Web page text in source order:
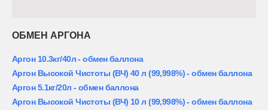
ОБМЕН АРГОНА
Аргон 10.3кг/40л - обмен баллона
Аргон Высокой Чистоты (ВЧ) 40 л (99,998%) - обмен баллона
Аргон 5.1кг/20л - обмен баллона
Аргон Высокой Чистоты (ВЧ) 10 л (99,998%) - обмен баллона